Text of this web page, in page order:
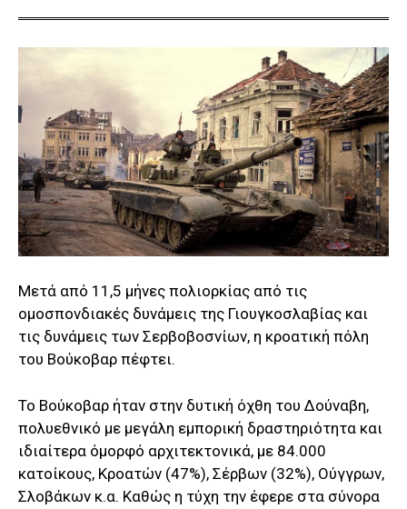
Μετά από 11,5 μήνες πολιορκίας από τις
ομοσπονδιακές δυνάμεις της Γιουγκοσλαβίας και
τις δυνάμεις των Σερβοβοσνίων, η κροατική πόλη
του Βούκοβαρ πέφτει.
Το Βούκοβαρ ήταν στην δυτική όχθη του Δούναβη,
πολυεθνικό με μεγάλη εμπορική δραστηριότητα και
ιδιαίτερα όμορφό αρχιτεκτονικά, με 84.000
κατοίκους, Κροατών (47%), Σέρβων (32%), Ούγγρων,
Σλοβάκων κ.α. Καθώς η τύχη την έφερε στα σύνορα